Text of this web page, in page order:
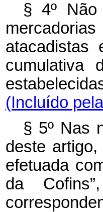
§ 4º
atacadistas
cumulativa
(Incluído
§ 5º Nas
deste
efetuada
da